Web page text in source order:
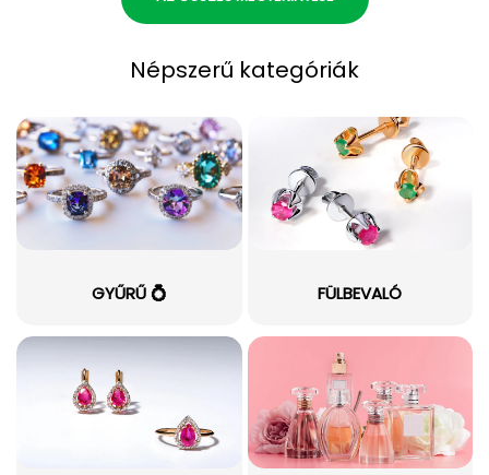
Népszerű kategóriák
GYŰRŰ 💍 FÜLBEVALÓ